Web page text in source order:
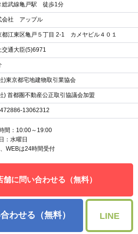
総武線亀戸駅 徒歩1分
会社 アップル
都江東区亀戸５丁目 2-1 カメヤビル４０１
交通大臣(5)6971
)東京都宅地建物取引業協会
) 首都圏不動産公正取引協議会加盟
13062312
間：10:00～19:00
：水曜日
WEBは24時間受付
舗に問い合わせる（無料）
わせる（無料） LINE